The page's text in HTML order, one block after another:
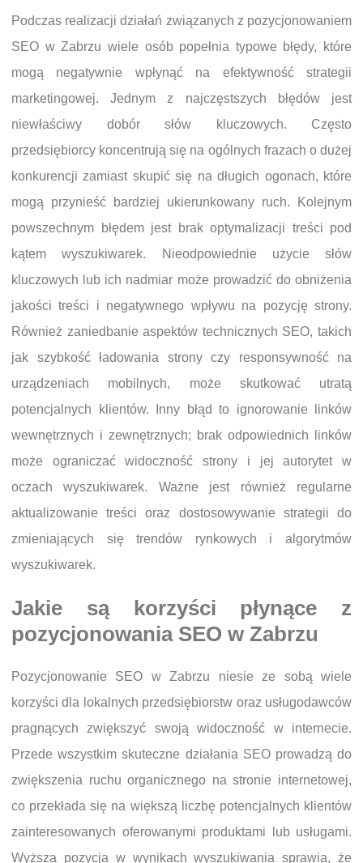
Podczas realizacji działań związanych z pozycjonowaniem
SEO w Zabrzu wiele osób popełnia typowe błędy, które
mogą negatywnie wpłynąć na efektywność strategii
marketingowej. Jednym z najczęstszych błędów jest
niewłaściwy dobór słów kluczowych. Często
przedsiębiorcy koncentrują się na ogólnych frazach o dużej
konkurencji zamiast skupić się na długich ogonach, które
mogą przynieść bardziej ukierunkowany ruch. Kolejnym
powszechnym błędem jest brak optymalizacji treści pod
kątem wyszukiwarek. Nieodpowiednie użycie słów
kluczowych lub ich nadmiar może prowadzić do obniżenia
jakości treści i negatywnego wpływu na pozycję strony.
Również zaniedbanie aspektów technicznych SEO, takich
jak szybkość ładowania strony czy responsywność na
urządzeniach mobilnych, może skutkować utratą
potencjalnych klientów. Inny błąd to ignorowanie linków
wewnętrznych i zewnętrznych; brak odpowiednich linków
może ograniczać widoczność strony i jej autorytet w
oczach wyszukiwarek. Ważne jest również regularne
aktualizowanie treści oraz dostosowywanie strategii do
zmieniających się trendów rynkowych i algorytmów
wyszukiwarek.
Jakie są korzyści płynące z
pozycjonowania SEO w Zabrzu
Pozycjonowanie SEO w Zabrzu niesie ze sobą wiele
korzyści dla lokalnych przedsiębiorstw oraz usługodawców
pragnących zwiększyć swoją widoczność w internecie.
Przede wszystkim skuteczne działania SEO prowadzą do
zwiększenia ruchu organicznego na stronie internetowej,
co przekłada się na większą liczbę potencjalnych klientów
zainteresowanych oferowanymi produktami lub usługami.
Wyższa pozycja w wynikach wyszukiwania sprawia, że